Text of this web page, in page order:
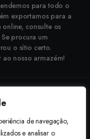
de navegação,
e analisar o
para todo o
exportamos para a
online, consulte os
procura um
o sítio certo.
nosso armazém!
Envio à Cobrança